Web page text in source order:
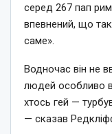
серед 267 пап
впевнений, що
саме».
Водночас він не
людей особливо
хтось гей —
— сказав